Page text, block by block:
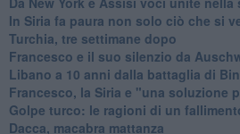
In Siria fa paura non solo ciò che si
Turchia, tre settimane dopo
Francesco e il suo silenzio da
Libano a 10 anni dalla battaglia di
Francesco, la Siria e "una soluzione
Golpe turco: le ragioni di un
Dacca, macabra mattanza